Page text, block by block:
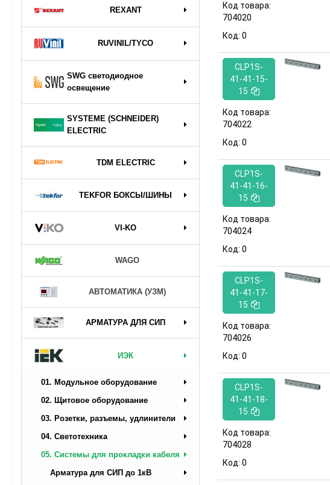
REXANT
RUVINIL/TYCO
SWG светодиодное
освещение
SYSTEME (SCHNEIDER)
ELECTRIC
TDM ELECTRIC
TEKFOR БОКСЫ/ШИНЫ
VI-KO
WAGO
АВТОМАТИКА (УЗМ)
АРМАТУРА ДЛЯ СИП
ИЭК
01. Модульное оборудование
02. Щитовое оборудование
03. Розетки, разъемы, удлинители
04. Светотехника
05. Системы для прокладки кабеля
Арматура для СИП до 1кВ
Код товара:
704020
Код: 0
CLP1S-
41-41-15-
15
Код товара:
704022
Код: 0
CLP1S-
41-41-16-
15
Код товара:
704024
Код: 0
CLP1S-
41-41-17-
15
Код товара:
704026
Код: 0
CLP1S-
41-41-18-
15
Код товара:
704028
Код: 0